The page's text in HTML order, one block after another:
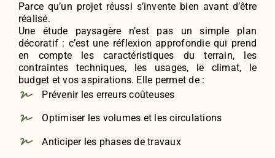
Parce qu’un projet réussi s’invente bien avant d’être
réalisé.
Une étude paysagère n’est pas un simple plan
décoratif : c’est une réflexion approfondie qui prend
en compte les caractéristiques du terrain, les
contraintes techniques, les usages, le climat, le
budget et vos aspirations. Elle permet de :
Prévenir les erreurs coûteuses
Optimiser les volumes et les circulations
Anticiper les phases de travaux